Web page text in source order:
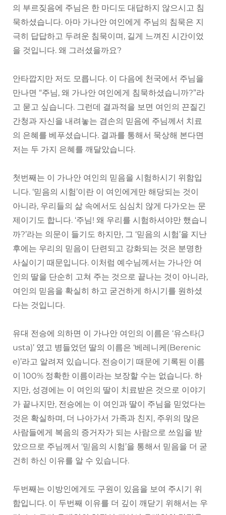
의 부르짖음에 주님은 한 마디도 대답하지 않으시고 침
묵하셨습니다. 아마 가나안 여인에게 주님의 침묵은 지
극히 답답하고 두려운 침묵이며, 길게 느껴진 시간이었
을 것입니다. 왜 그러셨을까요?
안타깝지만 저도 모릅니다. 이 다음에 천국에서 주님을
만나면 “주님, 왜 가나안 여인에게 침묵하셨습니까?”라
고 묻고 싶습니다. 그런데 결과적을 보면 여인의 끈질긴
간청과 자신을 내려놓는 겸손의 믿음에 주님께서 치료
의 은혜를 베푸셨습니다. 결과를 통해서 묵상해 본다면
저는 두 가지 은혜를 깨달았습니다.
첫번째는 이 가나안 여인의 믿음을 시험하시기 위함입
니다. ‘믿음의 시험’이란 이 여인에게만 해당되는 것이
아니라, 우리들의 삶 속에서도 심심치 않게 다가오는 문
제이기도 합니다. ‘주님! 왜 우리를 시험하셔야만 했습니
까?’라는 의문이 들기도 하지만, 그 ‘믿음의 시험’을 지난
후에는 우리의 믿음이 단련되고 강화되는 것은 분명한
사실이기 때문입니다. 이처럼 예수님께서는 가나안 여
인의 딸을 단순히 고쳐 주는 것으로 끝나는 것이 아니라,
여인의 믿음을 확실히 하고 굳건하게 하시기를 원하셨
다는 것입니다.
유대 전승에 의하면 이 가나안 여인의 이름은 ‘유스타(J
usta)’ 였고 병들었던 딸의 이름은 ‘베레니케(Berenic
e)’라고 알려져 있습니다. 전승이기 때문에 기록된 이름
이 100% 정확한 이름이라는 보장할 수는 없습니다. 하
지만, 성경에는 이 여인의 딸이 치료받은 것으로 이야기
가 끝나지만, 전승에는 이 여인과 딸이 주님을 믿었다는
것은 확실하며, 더 나아가서 가족과 친지, 주위의 많은
사람들에게 복음의 증거자가 되는 사람으로 쓰임을 받
았으므로 주님께서 ‘믿음의 시험’을 통해서 믿음을 더 굳
건히 하신 이유를 알 수 있습니다.
두번째는 이방인에게도 구원이 있음을 보여 주시기 위
함입니다. 이 두번째 이유를 더 깊이 깨닫기 위해서는 우